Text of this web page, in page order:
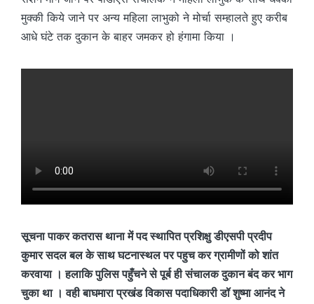
मुक्की किये जाने पर अन्य महिला लाभुको ने मोर्चा सम्हालते हुए करीब
आधे घंटे तक दुकान के बाहर जमकर हो हंगामा किया ।
सूचना पाकर कतरास थाना में पद स्थापित प्रशिक्षु डीएसपी प्रदीप
कुमार सदल बल के साथ घटनास्थल पर पहुच कर ग्रामीणों को शांत
करवाया । हलाकि पुलिस पहुँचने से पूर्ब ही संचालक दुकान बंद कर भाग
चुका था । वही बाघमारा प्रखंड विकास पदाधिकारी डॉ शुष्मा आनंद ने